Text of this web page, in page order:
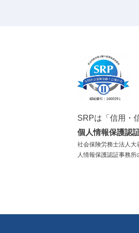
SRPは「信用・
個人情報保護認
社会保険労務士法人大
人情報保護認証事務所